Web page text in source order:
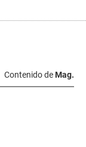
Contenido de Mag.